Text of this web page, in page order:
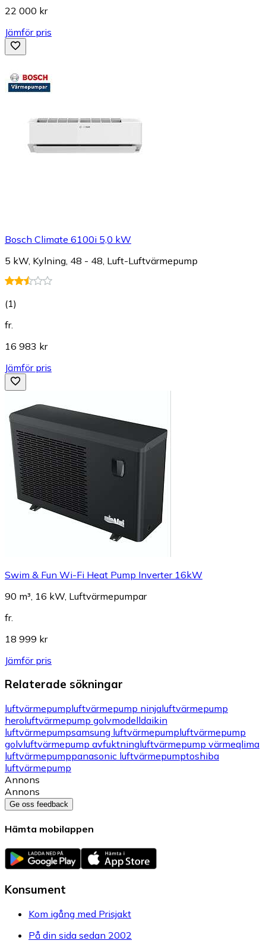
22 000 kr
Jämför pris
Bosch Climate 6100i 5,0 kW
5 kW, Kylning, 48 - 48, Luft-Luftvärmepump
(1)
fr.
16 983 kr
Jämför pris
Swim & Fun Wi-Fi Heat Pump Inverter 16kW
90 m³, 16 kW, Luftvärmepumpar
fr.
18 999 kr
Jämför pris
Relaterade sökningar
luftvärmepumpluftvärmepump ninjaluftvärmepump
heroluftvärmepump golvmodelldaikin
luftvärmepumpsamsung luftvärmepumpluftvärmepump
golvluftvärmepump avfuktningluftvärmepump värmeqlima
luftvärmepumppanasonic luftvärmepumptoshiba
luftvärmepump
Annons
Annons
Ge oss feedback
Hämta mobilappen
Konsument
Kom igång med Prisjakt
På din sida sedan 2002